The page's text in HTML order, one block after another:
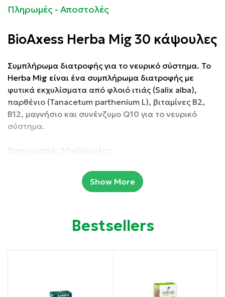
Πληρωμές - Αποστολές
BioAxess Herba Mig 30 κάψουλες
Συμπλήρωμα διατροφής για το νευρικό σύστημα. Το
Herba Mig είναι ένα συμπλήρωμα διατροφής με
φυτικά εκχυλίσματα από φλοιό ιτιάς (Salix alba),
παρθένιο (Tanacetum parthenium L), βιταμίνες Β2,
Β12, μαγνήσιο και συνένζυμο Q10 για το νευρικό
σύστημα.
Συσκευασία: 30 κάψουλες
Κατάλληλο για την ανακούφιση από τον ήπιο
Συμβάλλει στην απευαισθητοποίηση των υποδοχέων
Show More
Bestsellers